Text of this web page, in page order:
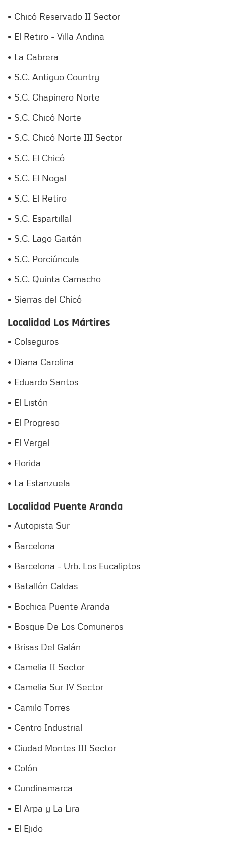
• Chicó Reservado II Sector
• El Retiro - Villa Andina
• La Cabrera
• S.C. Antiguo Country
• S.C. Chapinero Norte
• S.C. Chicó Norte
• S.C. Chicó Norte III Sector
• S.C. El Chicó
• S.C. El Nogal
• S.C. El Retiro
• S.C. Espartillal
• S.C. Lago Gaitán
• S.C. Porciúncula
• S.C. Quinta Camacho
• Sierras del Chicó
Localidad Los Mártires
• Colseguros
• Diana Carolina
• Eduardo Santos
• El Listón
• El Progreso
• El Vergel
• Florida
• La Estanzuela
Localidad Puente Aranda
• Autopista Sur
• Barcelona
• Barcelona - Urb. Los Eucaliptos
• Batallón Caldas
• Bochica Puente Aranda
• Bosque De Los Comuneros
• Brisas Del Galán
• Camelia II Sector
• Camelia Sur IV Sector
• Camilo Torres
• Centro Industrial
• Ciudad Montes III Sector
• Colón
• Cundinamarca
• El Arpa y La Lira
• El Ejido